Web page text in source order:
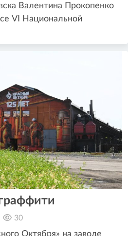
Валентина Прокопенко
VI Национальной
30
Октября» на заводе